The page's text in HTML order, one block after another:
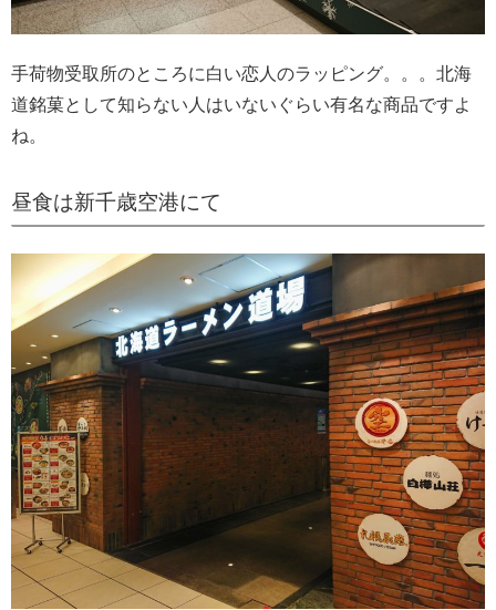
手荷物受取所のところに白い恋人のラッピング。。。北海
道銘菓として知らない人はいないぐらい有名な商品ですよ
ね。
昼食は新千歳空港にて